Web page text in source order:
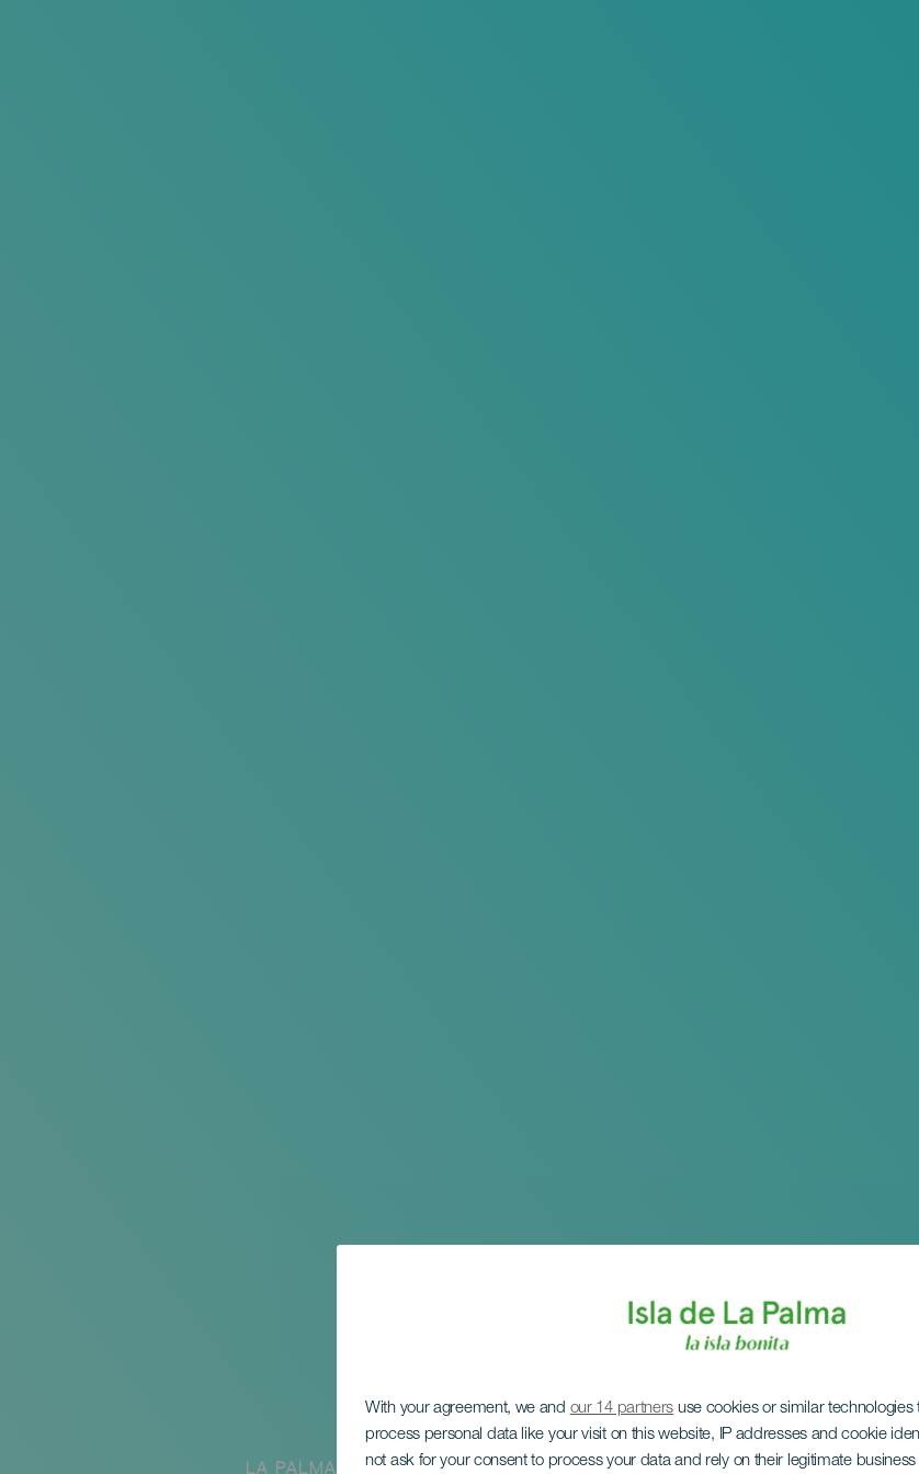
With your agreement, we and our 14 partners use cookies or similar technologies
process personal data like your visit on this website, IP addresses and cookie
not ask for your consent to process your data and rely on their legitimate
LA PALMA